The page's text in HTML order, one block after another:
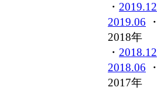
・ 2019.12
2019.06 ・
2018年
・ 2018.12
2018.06 ・
2017年